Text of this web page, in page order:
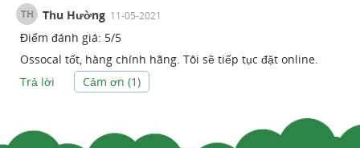
TH Thu Hường 11-05-2021
Điểm đánh giá: 5/5
Ossocal tốt, hàng chính hãng. Tôi sẽ tiếp tục đặt online.
Trả lời
Cảm ơn (1)